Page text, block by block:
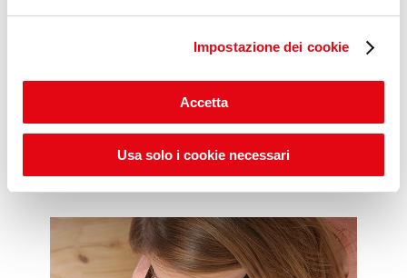
Impostazione dei cookie
Accetta
Usa solo i cookie necessari
Scopri gli ITS POP DAYS